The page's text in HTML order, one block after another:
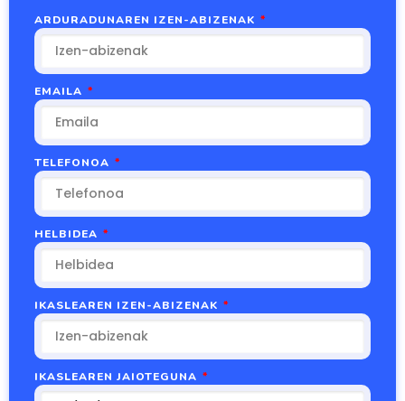
ARDURADUNAREN IZEN-ABIZENAK
EMAILA
TELEFONOA
HELBIDEA
IKASLEAREN IZEN-ABIZENAK
IKASLEAREN JAIOTEGUNA